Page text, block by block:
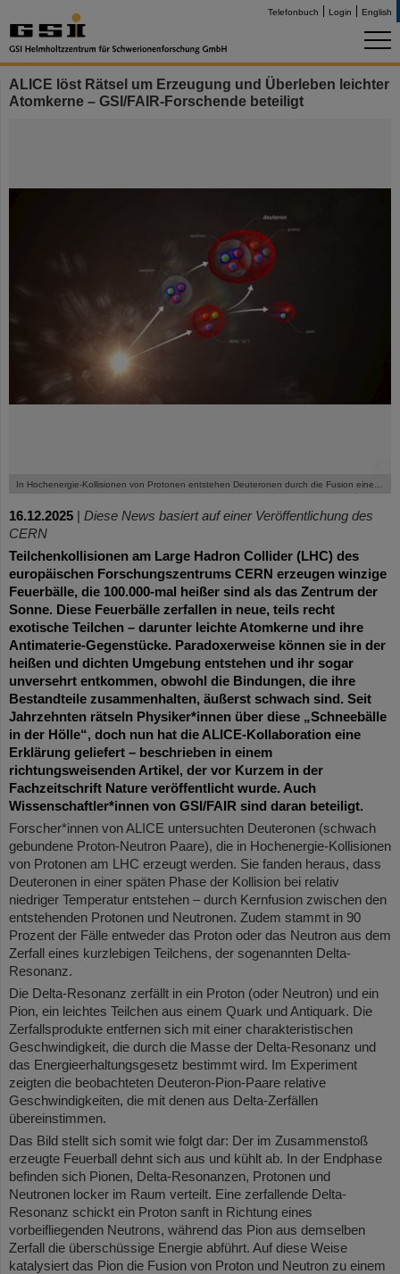
Telefonbuch Login English
ALICE löst Rätsel um Erzeugung und Überleben leichter
Atomkerne – GSI/FAIR-Forschende beteiligt
16.12.2025
Diese News basiert auf einer Veröffentlichung des
CERN
Teilchenkollisionen am Large Hadron Collider (LHC) des
europäischen Forschungszentrums CERN erzeugen winzige
Feuerbälle, die 100.000-mal heißer sind als das Zentrum der
Sonne. Diese Feuerbälle zerfallen in neue, teils recht
exotische Teilchen – darunter leichte Atomkerne und ihre
Antimaterie-Gegenstücke. Paradoxerweise können sie in der
heißen und dichten Umgebung entstehen und ihr sogar
unversehrt entkommen, obwohl die Bindungen, die ihre
Bestandteile zusammenhalten, äußerst schwach sind. Seit
Jahrzehnten rätseln Physiker*innen über diese „Schneebälle
in der Hölle“, doch nun hat die ALICE-Kollaboration eine
Erklärung geliefert – beschrieben in einem
richtungsweisenden Artikel, der vor Kurzem in der
Fachzeitschrift Nature veröffentlicht wurde. Auch
Wissenschaftler*innen von GSI/FAIR sind daran beteiligt.
Forscher*innen von ALICE untersuchten Deuteronen (schwach
gebundene Proton-Neutron Paare), die in Hochenergie-Kollisionen
von Protonen am LHC erzeugt werden. Sie fanden heraus, dass
Deuteronen in einer späten Phase der Kollision bei relativ
niedriger Temperatur entstehen – durch Kernfusion zwischen den
entstehenden Protonen und Neutronen. Zudem stammt in 90
Prozent der Fälle entweder das Proton oder das Neutron aus dem
Zerfall eines kurzlebigen Teilchens, der sogenannten Delta-
Resonanz.
Die Delta-Resonanz zerfällt in ein Proton (oder Neutron) und ein
Pion, ein leichtes Teilchen aus einem Quark und Antiquark. Die
Zerfallsprodukte entfernen sich mit einer charakteristischen
Geschwindigkeit, die durch die Masse der Delta-Resonanz und
das Energieerhaltungsgesetz bestimmt wird. Im Experiment
zeigten die beobachteten Deuteron-Pion-Paare relative
Geschwindigkeiten, die mit denen aus Delta-Zerfällen
übereinstimmen.
Das Bild stellt sich somit wie folgt dar: Der im Zusammenstoß
erzeugte Feuerball dehnt sich aus und kühlt ab. In der Endphase
befinden sich Pionen, Delta-Resonanzen, Protonen und
Neutronen locker im Raum verteilt. Eine zerfallende Delta-
Resonanz schickt ein Proton sanft in Richtung eines
vorbeifliegenden Neutrons, während das Pion aus demselben
Zerfall die überschüssige Energie abführt. Auf diese Weise
katalysiert das Pion die Fusion von Proton und Neutron zu einem